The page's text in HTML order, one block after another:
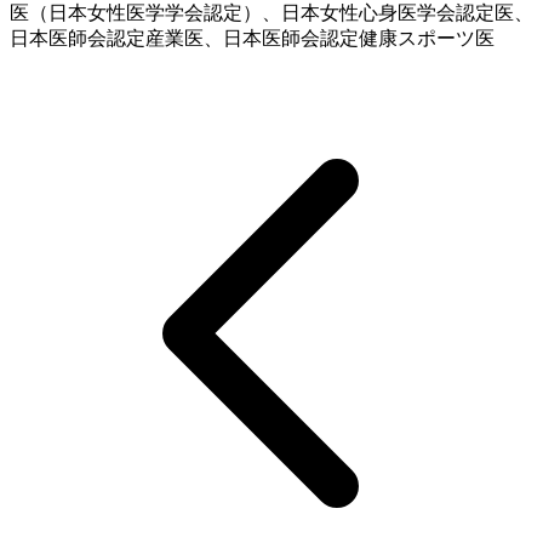
医（日本女性医学学会認定）、日本女性心身医学会認定医、
日本医師会認定産業医、日本医師会認定健康スポーツ医